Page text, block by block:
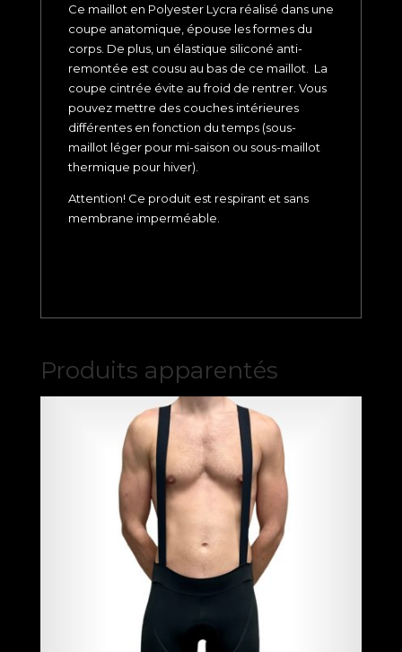
Ce maillot en Polyester Lycra réalisé dans une
coupe anatomique, épouse les formes du
corps. De plus, un élastique siliconé anti-
remontée est cousu au bas de ce maillot. La
coupe cintrée évite au froid de rentrer. Vous
pouvez mettre des couches intérieures
différentes en fonction du temps (sous-
maillot léger pour mi-saison ou sous-maillot
thermique pour hiver).
Attention! Ce produit est respirant et sans
membrane imperméable.
Produits apparentés